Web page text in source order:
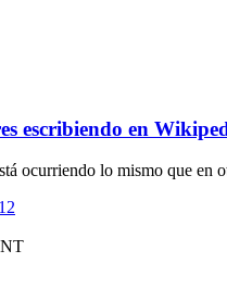
escribiendo en
ocurriendo lo mismo que en